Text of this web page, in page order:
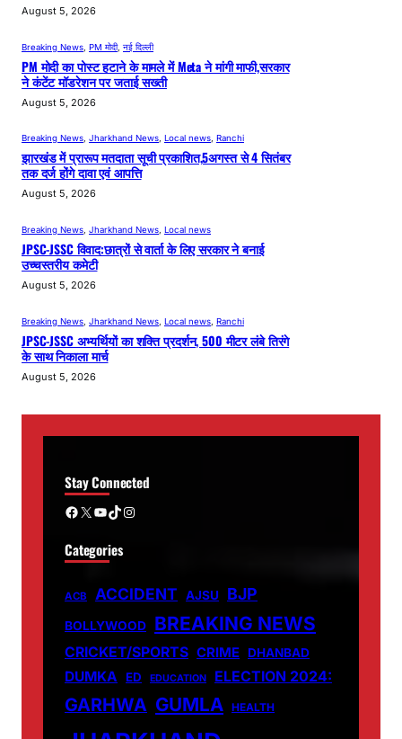
August 5, 2026
Breaking News PM मोदी, नई दिल्ली
PM मोदी का पोस्ट हटाने के मामले में Meta ने मांगी माफी,सरकार
ने कंटेंट मॉडरेशन पर जताई सख्ती
August 5, 2026
Breaking News, Jharkhand News, Local news, Ranchi
झारखंड में प्रारूप मतदाता सूची प्रकाशित,5अगस्त से 4 सितंबर
तक दर्ज होंगे दावा एवं आपत्ति
August 5, 2026
Breaking News Jharkhand News Local news
JPSC-JSSC विवाद:छात्रों से वार्ता के लिए सरकार ने बनाई
उच्चस्तरीय कमेटी
August 5, 2026
Breaking News Jharkhand News Local news Ranchi
JPSC-JSSC अभ्यर्थियों का शक्ति प्रदर्शन, 500 मीटर लंबे तिरंगे
के साथ निकाला मार्च
August 5, 2026
Stay Connected
Facebook X YouTube TikTok Instagram
Categories
ACB ACCIDENT AJSU BJP
BOLLYWOOD BREAKING NEWS
CRICKET/SPORTS CRIME DHANBAD
DUMKA ED EDUCATION ELECTION 2024:
GARHWA GUMLA HEALTH